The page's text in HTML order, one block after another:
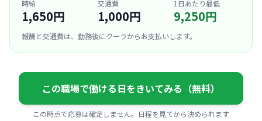
時給
1,650円
交通費
1,000円
1日あたり最低
9,250円
報酬と交通費は、勤務後にクーラからお支払いします。
この職場で働ける日をきいてみる（無料）
この時点で応募は確定しません。日程を見てから決められます